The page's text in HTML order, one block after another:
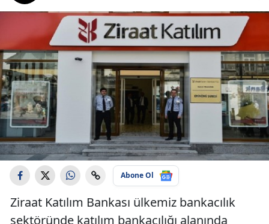
Abone Ol
Ziraat Katılım Bankası ülkemiz bankacılık
sektöründe katılım bankacılığı alanında